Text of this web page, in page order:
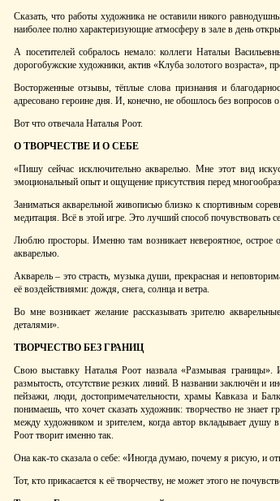
Сказать, что работы художника не оставили никого
наиболее полно характеризующие атмосферу в зале в день
А посетителей собралось немало: коллеги Натальи
дорогобужские художники, актив «Клуба золотого возраста»,
Восторженные отзывы, тёплые слова признания и
адресовано героине дня. И, конечно, не обошлось без вопросов
Вот что отвечала Наталья Роот.
О ТВОРЧЕСТВЕ И О СЕБЕ
«Пишу сейчас исключительно акварелью. Мне этот вид
эмоциональный опыт и ощущение присутствия перед
Заниматься акварельной живописью близко к спортивным
медитация. Всё в этой игре. Это лучший способ почувствовать
Люблю просторы. Именно там возникает невероятное, острое
акварелью.
Акварель – это страсть, музыка души, прекрасная и
её воздействиями: дождя, снега, солнца и ветра.
Во мне возникает желание рассказывать зрителю
деталями».
ТВОРЧЕСТВО БЕЗ ГРАНИЦ
Свою выставку Наталья Роот назвала «Размывая границы».
размытость, отсутствие резких линий. В названии заключён и
пейзажи, люди, достопримечательности, храмы Кавказа и
понимаешь, что хочет сказать художник: творчество не знает
между художником и зрителем, когда автор вкладывает
Роот творит именно так.
Она как-то сказала о себе: «Иногда думаю, почему я рисую, и
Тот, кто прикасается к её творчеству, не может этого не